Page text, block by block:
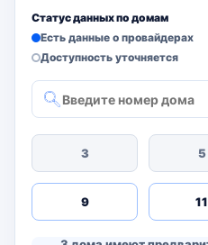
Статус данных по домам
Есть данные о провайдерах
Доступность уточняется
3 5
9 11